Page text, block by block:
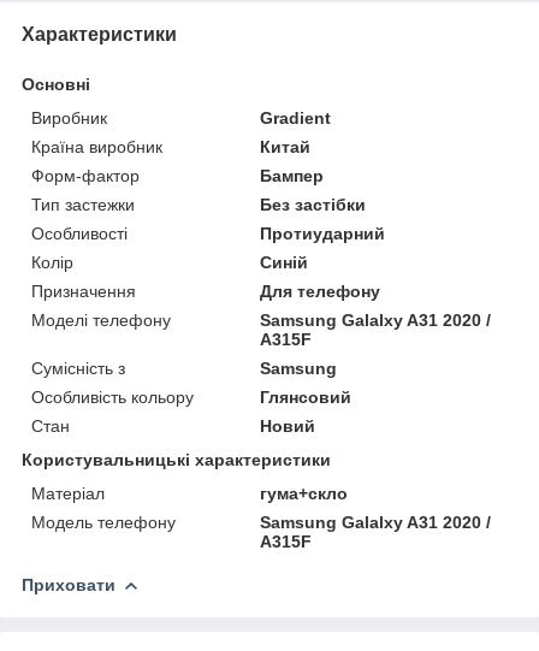
Характеристики
Основні
Виробник
Gradient
Країна виробник
Китай
Форм-фактор
Бампер
Тип застежки
Без застібки
Особливості
Протиударний
Колір
Синій
Призначення
Для телефону
Моделі телефону
Samsung Galalxy A31 2020 /
A315F
Сумісність з
Samsung
Особливість кольору
Глянсовий
Стан
Новий
Користувальницькі характеристики
Матеріал
гума+скло
Модель телефону
Samsung Galalxy A31 2020 /
A315F
Приховати